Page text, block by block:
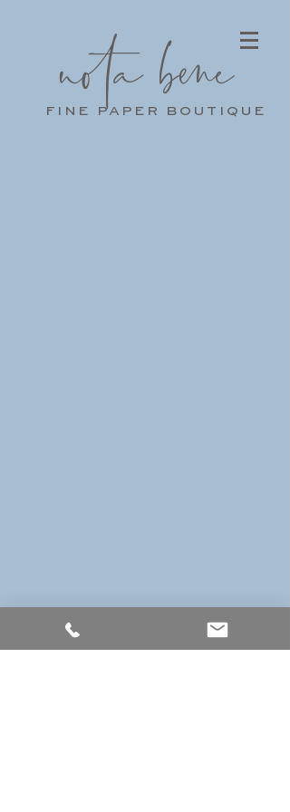
nota bene
fine paper boutique